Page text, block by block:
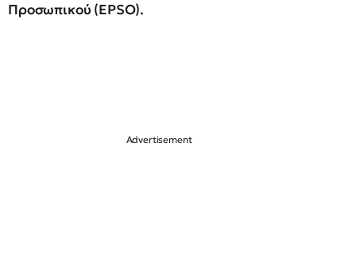
Προσωπικού (EPSO).